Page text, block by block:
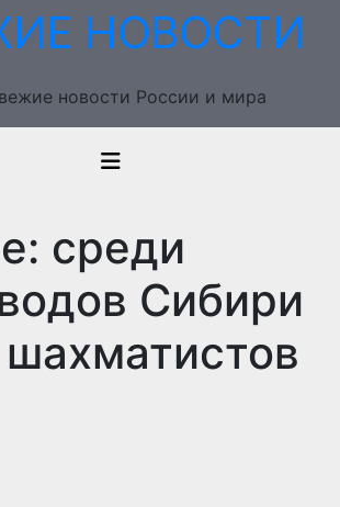
НОВОСТИ
новости России и мира
среди
Сибири